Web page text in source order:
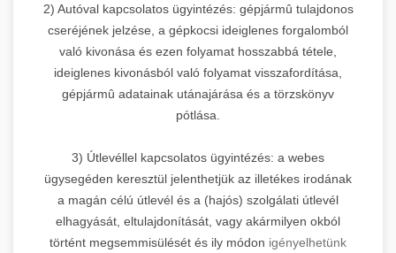
2) Autóval kapcsolatos ügyintézés: gépjármû tulajdonos
cseréjének jelzése, a gépkocsi ideiglenes forgalomból
való kivonása és ezen folyamat hosszabbá tétele,
ideiglenes kivonásból való folyamat visszafordítása,
gépjármû adatainak utánajárása és a törzskönyv
pótlása.
3) Útlevéllel kapcsolatos ügyintézés: a webes
ügysegéden keresztül jelenthetjük az illetékes irodának
a magán célú útlevél és a (hajós) szolgálati útlevél
elhagyását, eltulajdonítását, vagy akármilyen okból
történt megsemmisülését és ily módon igényelhetünk